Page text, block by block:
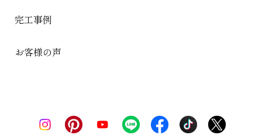
完工事例
お客様の声